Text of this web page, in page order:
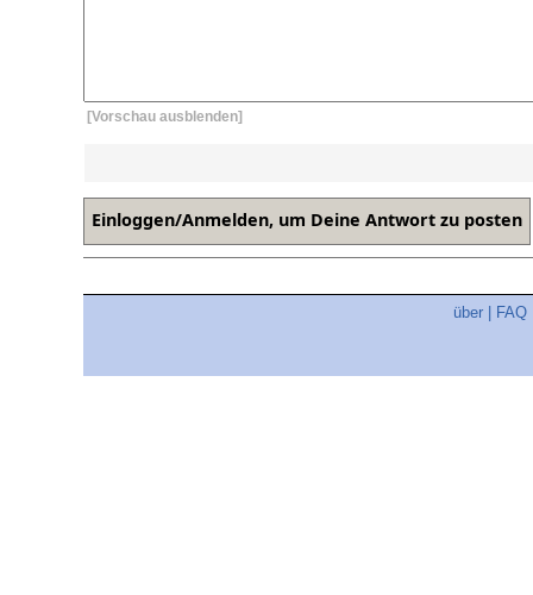
[Vorschau ausblenden]
über FAQ